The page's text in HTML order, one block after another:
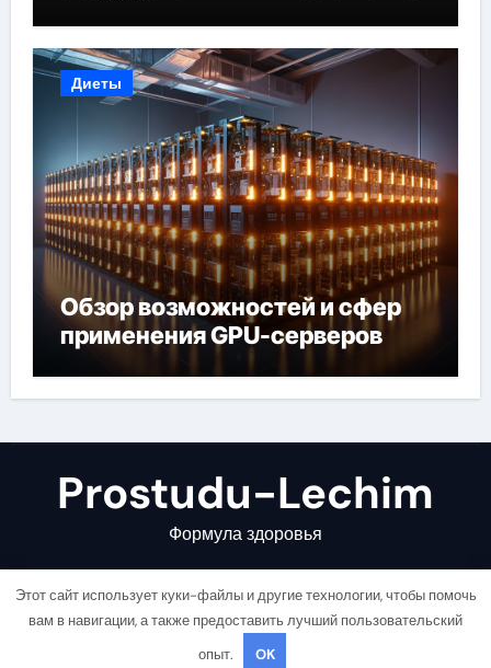
Диеты
Обзор возможностей и сфер
применения GPU-серверов
Prostudu-Lechim
Формула здоровья
Copyright © All rights reserved |
Этот сайт использует куки-файлы и другие технологии, чтобы помочь
вам в навигации, а также предоставить лучший пользовательский
опыт.
OK